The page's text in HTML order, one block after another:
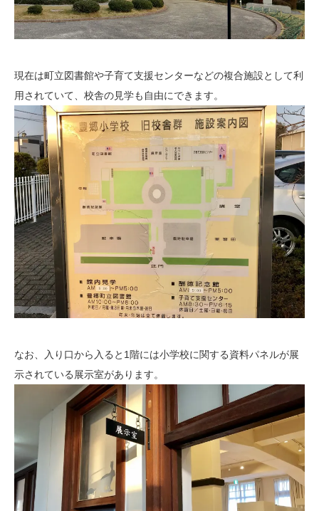
現在は町立図書館や子育て支援センターなどの複合施設として利
用されていて、校舎の見学も自由にできます。
なお、入り口から入ると1階には小学校に関する資料パネルが展
示されている展示室があります。